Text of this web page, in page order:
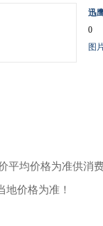
迅
0
图
平均价格为准供消
价格为准！